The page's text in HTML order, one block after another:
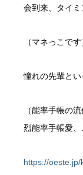
会到来、タイミ
（マネっこです
憧れの先輩と
（能率手帳の
烈能率手帳愛、
https://